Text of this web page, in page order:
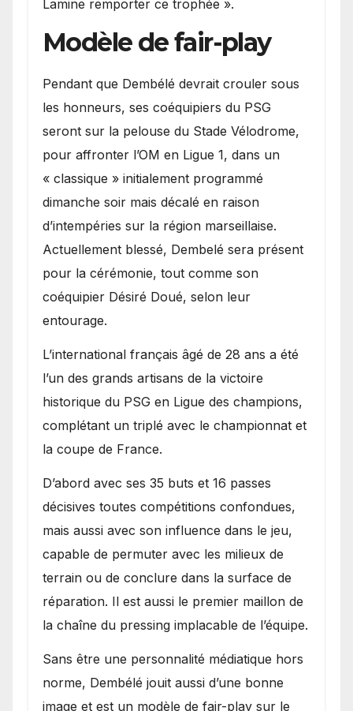
Lamine remporter ce trophée ».
Modèle de fair-play
Pendant que Dembélé devrait crouler sous
les honneurs, ses coéquipiers du PSG
seront sur la pelouse du Stade Vélodrome,
pour affronter l’OM en Ligue 1, dans un
« classique » initialement programmé
dimanche soir mais décalé en raison
d’intempéries sur la région marseillaise.
Actuellement blessé, Dembelé sera présent
pour la cérémonie, tout comme son
coéquipier Désiré Doué, selon leur
entourage.
L’international français âgé de 28 ans a été
l’un des grands artisans de la victoire
historique du PSG en Ligue des champions,
complétant un triplé avec le championnat et
la coupe de France.
D’abord avec ses 35 buts et 16 passes
décisives toutes compétitions confondues,
mais aussi avec son influence dans le jeu,
capable de permuter avec les milieux de
terrain ou de conclure dans la surface de
réparation. Il est aussi le premier maillon de
la chaîne du pressing implacable de l’équipe.
Sans être une personnalité médiatique hors
norme, Dembélé jouit aussi d’une bonne
image et est un modèle de fair-play sur le